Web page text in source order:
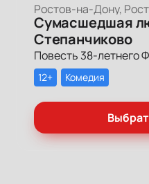
Сумасшедшая
Степанчиково
12+ Комедия